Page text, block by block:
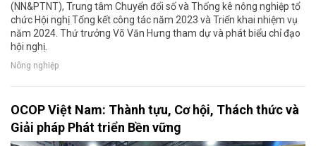
(NN&PTNT), Trung tâm Chuyển đổi số và Thống kê nông nghiệp tổ
chức Hội nghị Tổng kết công tác năm 2023 và Triển khai nhiệm vụ
năm 2024. Thứ trưởng Võ Văn Hưng tham dự và phát biểu chỉ đạo
hội nghị.
Nông nghiệp
OCOP Việt Nam: Thành tựu, Cơ hội, Thách thức và
Giải pháp Phát triển Bền vững